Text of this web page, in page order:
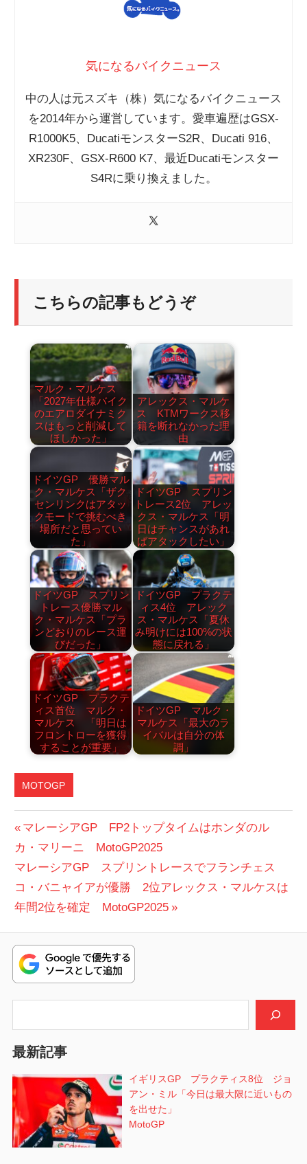
気になるバイクニュース
中の人は元スズキ（株）気になるバイクニュース
を2014年から運営しています。愛車遍歴はGSX-
R1000K5、DucatiモンスターS2R、Ducati 916、
XR230F、GSX-R600 K7、最近Ducatiモンスター
S4Rに乗り換えました。
こちらの記事もどうぞ
マルク・マルケス
「2027年仕様バイク
のエアロダイナミク
スはもっと削減して
ほしかった」
アレックス・マルケ
ス KTMワークス移
籍を断れなかった理
由
ドイツGP 優勝マル
ク・マルケス「ザク
センリンクはアタッ
クモードで挑むべき
場所だと思ってい
た」
ドイツGP スプリン
トレース2位 アレッ
クス・マルケス「明
日はチャンスがあれ
ばアタックしたい」
ドイツGP スプリン
トレース優勝マル
ク・マルケス「プラ
ンどおりのレース運
びだった」
ドイツGP プラクテ
ィス4位 アレック
ス・マルケス「夏休
み明けには100%の状
態に戻れる」
ドイツGP プラクテ
ィス首位 マルク・
マルケス 「明日は
フロントローを獲得
することが重要」
ドイツGP マルク・
マルケス「最大のラ
イバルは自分の体
調」
MOTOGP
投
稿
ナ
ビ
ゲ
ー
ン
前
の
投
稿:
マレーシアGP FP2トップタイムはホンダのル
カ・マリーニ MotoGP2025
次
の
投
マレーシアGP スプリントレースでフランチェス
コ・バニャイアが優勝 2位アレックス・マルケスは
年間2位を確定 MotoGP2025
最新記事
イギリスGP プラクティス8位 ジョ
アン・ミル「今日は最大限に近いもの
を出せた」
MotoGP